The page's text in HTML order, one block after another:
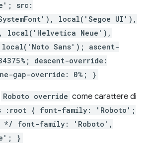
src:
local('Segoe UI'),
local('Helvetica Neue'),
Sans'); ascent-
descent-override:
gap-override: 0%; }
Roboto override come carattere di
:root { font-family: 'Roboto';
*/ font-family: 'Roboto',
}